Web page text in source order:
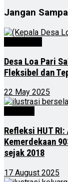
Jangan
Desa Loa Pari
Fleksibel dan
22 May 2025
Refleksi HUT
Kemerdekaan
sejak 2018
17 August 2025